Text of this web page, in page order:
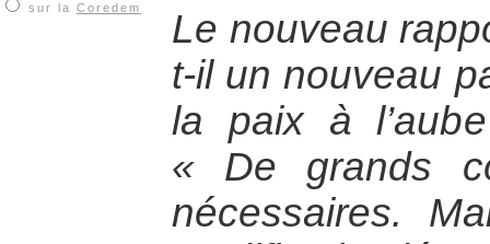
sur la Coredem
Le nouveau
t-il un nouveau
la paix à
« De grands
nécessaires.